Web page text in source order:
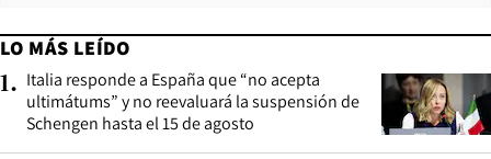
LO MÁS LEÍDO
1. Italia responde a España que “no acepta
ultimátums” y no reevaluará la suspensión de
Schengen hasta el 15 de agosto